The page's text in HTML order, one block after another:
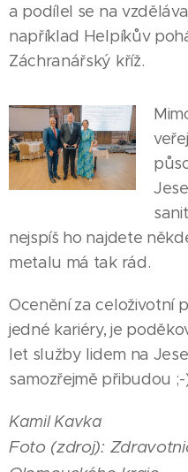
a podílel se na
například Helpíkův
Záchranářský kříž.
nejspíš ho najdete
metalu má tak rád.
Ocenění za celoživotní
jedné kariéry, je
let služby lidem na
samozřejmě přibudou ;-
Kamil Kavka
Foto (zdroj):
06.08.2026
Jeseníčák
Tomáš
volantem
závodního